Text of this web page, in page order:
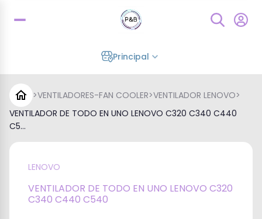
Principal
>VENTILADORES-FAN COOLER>VENTILADOR LENOVO>
VENTILADOR DE TODO EN UNO LENOVO C320 C340 C440
C5...
LENOVO
VENTILADOR DE TODO EN UNO LENOVO C320
C340 C440 C540